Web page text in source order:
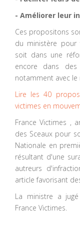
- Améliorer leur
Ces propositons
du ministère pour
soit dans une
encore dans
notamment avec le
Lire les 40
victimes en
France Victimes ,
des Sceaux pour
Nationale en
résultant d'une
autreurs
article favorisant
La ministre a
France Victimes.